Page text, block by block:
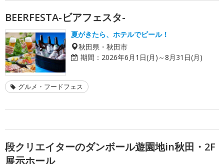
BEERFESTA-ビアフェスタ-
夏がきたら、ホテルでビール！
秋田県・秋田市
期間： 2026年6月1日(月)～8月31日(月)
グルメ・フードフェス
段クリエイターのダンボール遊園地in秋田・2F
展示ホール